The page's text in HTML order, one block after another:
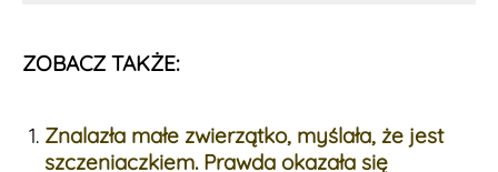
ZOBACZ TAKŻE:
Znalazła małe zwierzątko, myślała, że jest
szczeniaczkiem. Prawda okazała się